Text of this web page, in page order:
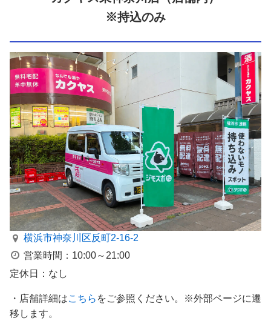
※持込のみ
横浜市神奈川区反町2-16-2
営業時間：10:00～21:00
定休日：なし
・店舗詳細はこちら をご参照ください。※外部ページに遷
移します。